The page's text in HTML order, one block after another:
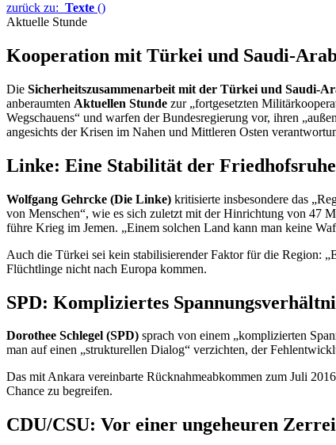
zurück zu: Texte ()
Aktuelle Stunde
Kooperation mit Türkei und Saudi-
Die Sicherheitszusammenarbeit mit der Türkei und Saudi-
anberaumten Aktuellen Stunde zur „fortgesetzten
Wegschauens“ und warfen der Bundesregierung vor, ihren
angesichts der Krisen im Nahen und Mittleren Osten
Linke: Eine Stabilität der Friedhofsruhe
Wolfgang Gehrcke (Die Linke) kritisierte insbesondere das
von Menschen“, wie es sich zuletzt mit der Hinrichtung von 47
führe Krieg im Jemen. „Einem solchen Land kann man keine
Auch die Türkei sei kein stabilisierender Faktor für die Region:
Flüchtlinge nicht nach Europa kommen.
SPD: Kompliziertes
Dorothee Schlegel (SPD) sprach von einem „komplizierten
man auf einen „strukturellen Dialog“ verzichten, der
Das mit Ankara vereinbarte Rücknahmeabkommen zum Juli
Chance zu begreifen.
CDU/CSU: Vor einer ungeheuren